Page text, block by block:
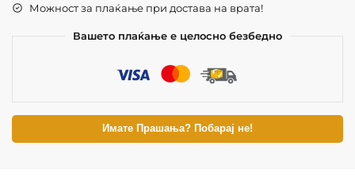
Можност за плаќање при достава на врата!
Вашето плаќање е целосно безбедно
Имате Прашања? Побарај не!